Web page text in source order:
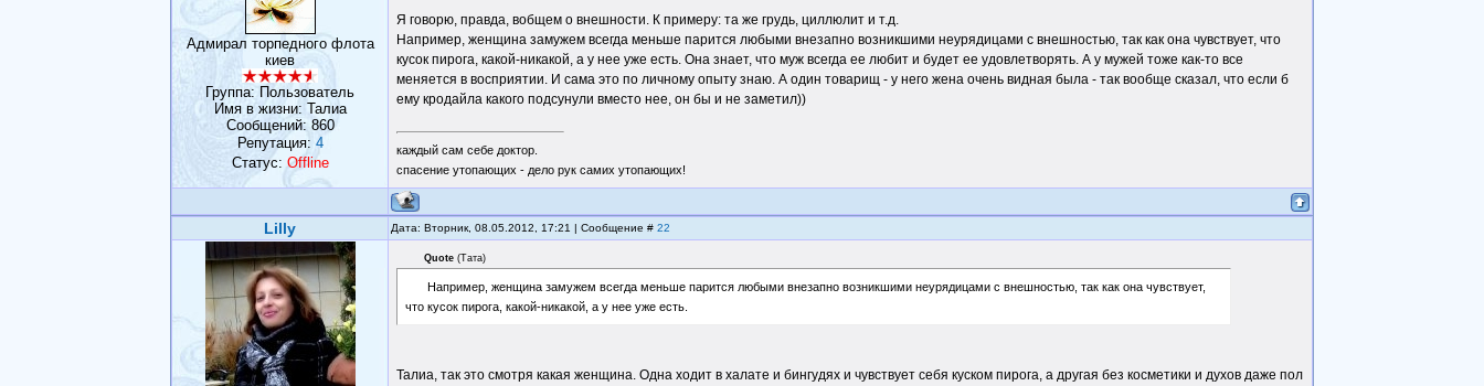
Адмирал торпедного флота
киев
Группа: Пользователь
Имя в жизни: Талиа
Сообщений: 860
Репутация: 4
Статус:Offline
Я говорю, правда, вобщем о внешности. К примеру: та же грудь, циллюлит и т.д.
Например, женщина замужем всегда меньше парится любыми внезапно возникшими неурядицами с внешностью, так как она чувствует, что
кусок пирога, какой-никакой, а у нее уже есть. Она знает, что муж всегда ее любит и будет ее удовлетворять. А у мужей тоже как-то все
меняется в восприятии. И сама это по личному опыту знаю. А один товарищ - у него жена очень видная была - так вообще сказал, что если б
ему кродайла какого подсунули вместо нее, он бы и не заметил))
каждый сам себе доктор.
спасение утопающих - дело рук самих утопающих!
Lilly Дата: Вторник, 08.05.2012, 17:21 | Сообщение # 22
Quote (Тата)
Например, женщина замужем всегда меньше парится любыми внезапно возникшими неурядицами с внешностью, так как она чувствует,
что кусок пирога, какой-никакой, а у нее уже есть.
Талиа, так это смотря какая женщина. Одна ходит в халате и бингудях и чувствует себя куском пирога, а другая без косметики и духов даже пол